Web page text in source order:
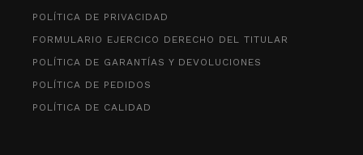
POLÍTICA DE PRIVACIDAD
FORMULARIO EJERCICO DERECHO DEL TITULAR
POLÍTICA DE GARANTÍAS Y DEVOLUCIONES
POLÍTICA DE PEDIDOS
POLÍTICA DE CALIDAD